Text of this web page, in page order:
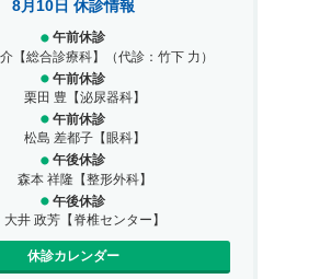
8月10日 休診情報
午前休診
【総合診療科】（代診：竹下 力）
午前休診
栗田 豊【泌尿器科】
午前休診
松島 差都子【眼科】
午後休診
森本 祥隆【整形外科】
午後休診
大井 政芳【脊椎センター】
休診カレンダー